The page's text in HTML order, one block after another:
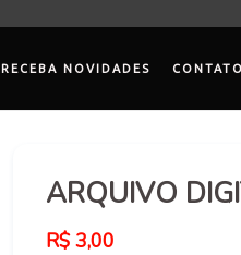
RECEBA NOVIDADES CONTATO
ARQUIVO
Preço
R$ 3,00